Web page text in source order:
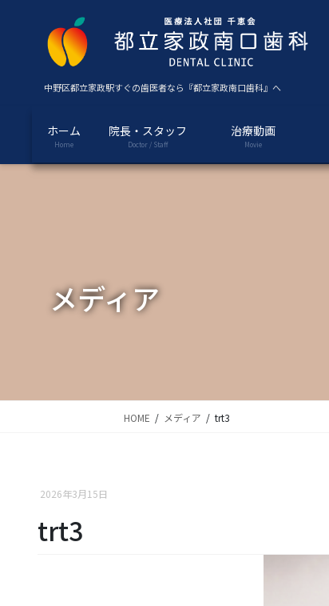
移
中野区都立家政駅すぐの歯医者なら『都立家政南口歯科』へ
ホーム
Home
院長・スタッフ
Doctor / Staff
治療動画
Movie
メディア
HOME メディア trt3
2026年3月15日
trt3